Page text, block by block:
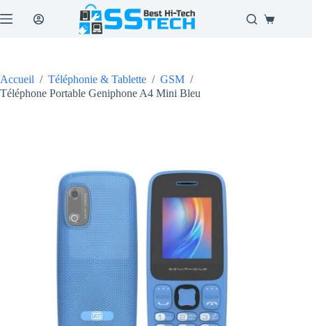
au
Panier
Accueil / Téléphonie & Tablette / GSM /
Téléphone Portable Geniphone A4 Mini Bleu